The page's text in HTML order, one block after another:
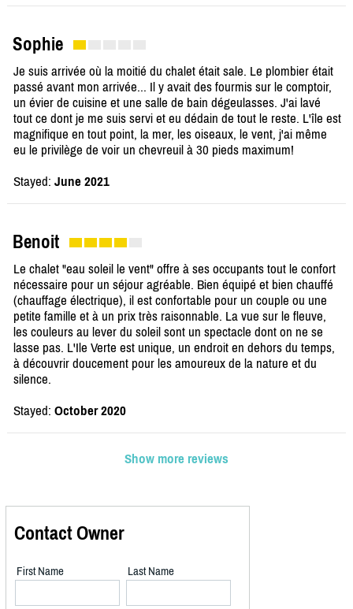
Sophie
Je suis arrivée où la moitié du chalet était sale. Le plombier était
passé avant mon arrivée... Il y avait des fourmis sur le comptoir,
un évier de cuisine et une salle de bain dégeulasses. J'ai lavé
tout ce dont je me suis servi et eu dédain de tout le reste. L'île est
magnifique en tout point, la mer, les oiseaux, le vent, j'ai même
eu le privilège de voir un chevreuil à 30 pieds maximum!
Stayed: June 2021
Benoit
Le chalet "eau soleil le vent" offre à ses occupants tout le confort
nécessaire pour un séjour agréable. Bien équipé et bien chauffé
(chauffage électrique), il est confortable pour un couple ou une
petite famille et à un prix très raisonnable. La vue sur le fleuve,
les couleurs au lever du soleil sont un spectacle dont on ne se
lasse pas. L'Ile Verte est unique, un endroit en dehors du temps,
à découvrir doucement pour les amoureux de la nature et du
silence.
Stayed: October 2020
Show more reviews
Contact Owner
First Name Last Name